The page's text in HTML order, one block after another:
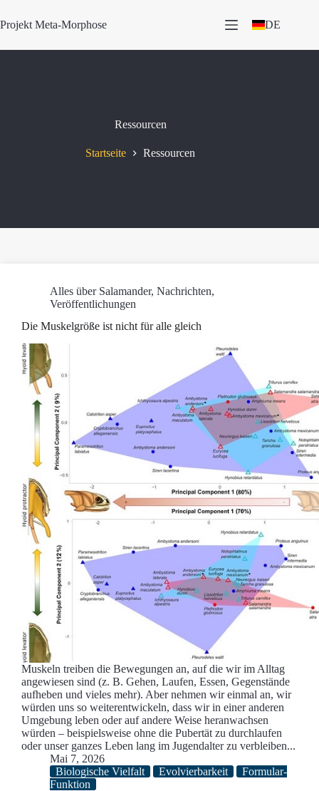
Inhalt
springen
Projekt Meta-Morphose DE
Ressourcen
Startseite Ressourcen
Alles über Salamander, Nachrichten,
Veröffentlichungen
Die Muskelgröße ist nicht für alle gleich
Muskeln treiben die Bewegungen an, auf die wir im Alltag
angewiesen sind (z. B. Gehen, Laufen, Essen, Gegenstände
aufheben und vieles mehr). Aber nehmen wir einmal an, wir
würden uns so weiterentwickeln, dass wir in einer anderen
Umgebung leben oder auf andere Weise heranwachsen
würden – beispielsweise ohne die Pubertät zu durchlaufen
oder unser ganzes Leben lang im Jugendalter zu verbleiben...
Mai 7, 2026
Biologische Vielfalt
Evolvierbarkeit
Formular-
Funktion